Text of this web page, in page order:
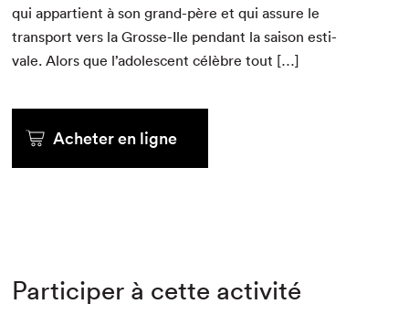
qui appar­tient à son grand-père et qui assure le
trans­port vers la Grosse-Ile pen­dant la sai­son esti­
vale. Alors que l’ado­les­cent célèbre tout […]
Acheter en ligne
Participer à cette activité